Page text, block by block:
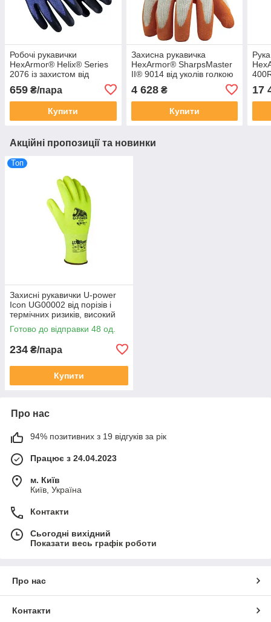
Робочі рукавички
HexArmor® Helix® Series
2076 із захистом від
659 ₴/пара
Купити
Захисна рукавичка
HexArmor® SharpsMaster
II® 9014 від уколів голкою
4 628₴
Купити
17
Акційні пропозиції та новинки
Топ
Захисні рукавички U-power
Icon UG00002 від порізів і
термічних ризиків, високий
рівень тактильної чутливості
Готово до відправки 48 од.
234 ₴/пара
Купити
Про нас
94% позитивних з 19 відгуків за рік
Працює з 24.04.2023
м. Київ
Київ, Україна
Контакти
Сьогодні вихідний
Показати весь графік роботи
Про нас
Контакти